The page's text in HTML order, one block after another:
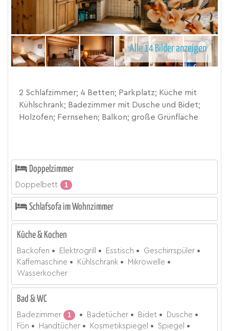
Alle 14 Bilder anzeigen
2 Schlafzimmer; 4 Betten; Parkplatz; Küche mit
Kühlschrank; Badezimmer mit Dusche und Bidet;
Holzofen; Fernsehen; Balkon; große Grünfläche
Doppelzimmer
Doppelbett 1
Schlafsofa im Wohnzimmer
Küche & Kochen
Backofen Elektrogrill Esstisch
Geschirrspüler
Kaffemaschine
Kühlschrank
Mikrowelle
Wasserkocher
Bad & WC
Badezimmer 1 Badetücher Bidet
Dusche
Fön
Handtücher Kosmetikspiegel
Spiegel